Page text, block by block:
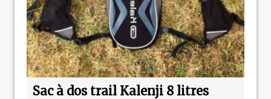
Sac à dos trail Kalenji 8 litres